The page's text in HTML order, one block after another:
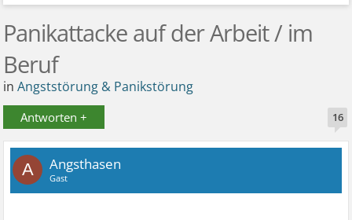
Panikattacke auf der Arbeit / im
Beruf
inAngststörung & Panikstörung
Antworten + 16
A Angsthasen
Gast